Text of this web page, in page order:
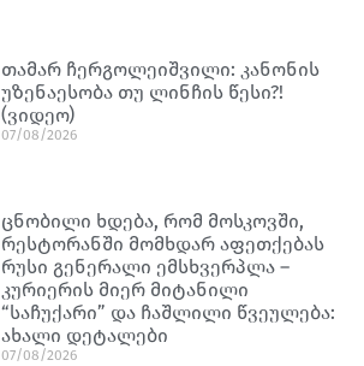
თამარ ჩერგოლეიშვილი: კანონის
უზენაესობა თუ ლინჩის წესი?!
(ვიდეო)
07/08/2026
ცნობილი ხდება, რომ მოსკოვში,
რესტორანში მომხდარ აფეთქებას
რუსი გენერალი ემსხვერპლა –
კურიერის მიერ მიტანილი
“საჩუქარი” და ჩაშლილი წვეულება:
ახალი დეტალები
07/08/2026